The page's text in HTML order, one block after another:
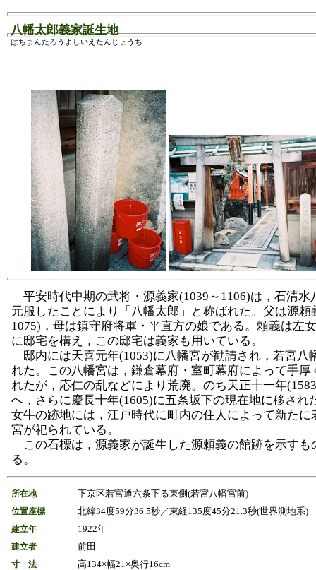
八幡太郎義家誕生地
はちまんたろうよしいえたんじょうち
平安時代中期の武将・源義家(1039～1106)は，石清水
元服したことにより「八幡太郎」と称ばれた。父は源頼
1075)，母は鎮守府将軍・平直方の娘である。頼義は左
に邸宅を構え，この邸宅は義家も用いている。
邸内には天喜元年(1053)に八幡宮が勧請され，若宮八
れた。この八幡宮は，鎌倉幕府・室町幕府によって手厚
れたが，応仁の乱などにより荒廃。のち天正十一年
へ，さらに慶長十年(1605)に五条坂下の現在地に移され
女牛の跡地には，江戸時代に町内の住人によって新たに
宮が祀られている。
この石標は，源義家が誕生した源頼義の館跡を示すも
る。
所在地 下京区若宮通六条下る東側(若宮八幡宮前)
位置座標 北緯34度59分36.5秒／東経135度45分21.3秒(世界測地系)
建立年 1922年
建立者 前田
寸 法 高134×幅21×奥行16cm